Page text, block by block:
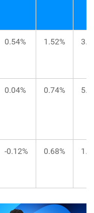
0.54% 1.52%
0.04% 0.74%
-0.12% 0.68%